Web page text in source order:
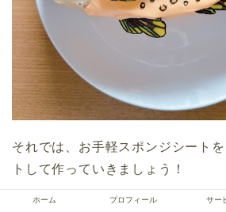
それでは、お手軽スポンジシート
トして作っていきましょう！
ホーム プロフィール サー